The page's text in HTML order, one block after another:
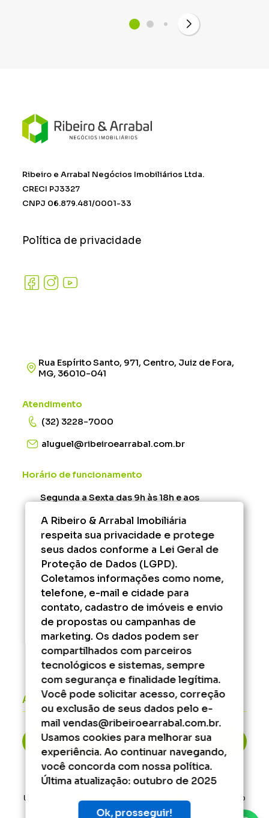
Ribeiro e Arrabal Negócios Imobiliários Ltda.
CRECI PJ3327
CNPJ 06.879.481/0001-33
Política de privacidade
Rua Espírito Santo, 971, Centro, Juiz de Fora,
MG, 36010-041
Atendimento
(32) 3228-7000
aluguel@ribeiroearrabal.com.br
Horário de funcionamento
Segunda a Sexta das 9h às 18h e aos
Administrativo/Financeiro - Segunda à Sexta
das 9h às 17h.
Fora desse horário, consulte os serviços que
podem ser agendados.
Áreas do cliente
2ª Via de Boleto
Um projeto Robustcrm.io
A Ribeiro & Arrabal Imobiliária
respeita sua privacidade e protege
seus dados conforme a Lei Geral de
Proteção de Dados (LGPD).
Coletamos informações como nome,
telefone, e-mail e cidade para
contato, cadastro de imóveis e envio
de propostas ou campanhas de
marketing. Os dados podem ser
compartilhados com parceiros
tecnológicos e sistemas, sempre
com segurança e finalidade legítima.
Você pode solicitar acesso, correção
ou exclusão de seus dados pelo e-
mail vendas@ribeiroearrabal.com.br.
Usamos cookies para melhorar sua
experiência. Ao continuar navegando,
você concorda com nossa política.
Última atualização: outubro de 2025
Ok, prosseguir!